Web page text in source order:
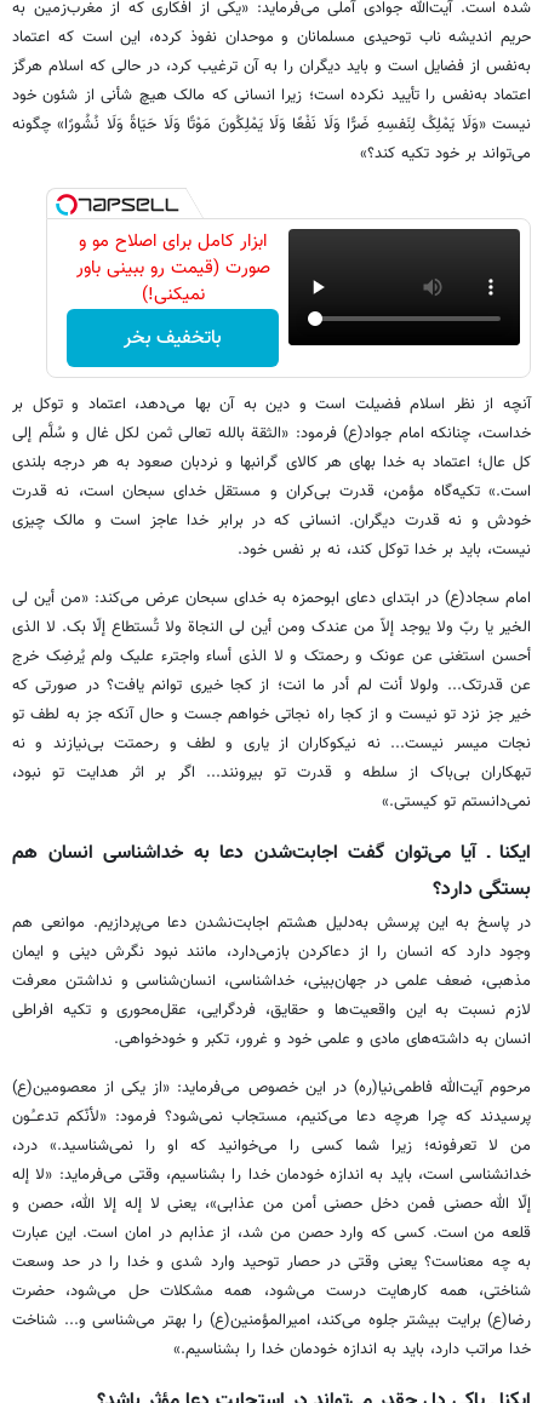
شده است. آیت‌الله جوادی آملی می‌فرماید: «یکی از افکاری که از مغرب‌زمین به
حریم اندیشه ناب توحیدی مسلمانان و موحدان نفوذ کرده، این است که اعتماد
به‌نفس از فضایل است و باید دیگران را به آن ترغیب کرد، در حالی که اسلام هرگز
اعتماد به‌نفس را تأیید نکرده است؛ زیرا انسانی که مالک هیچ شأنی از شئون خود
نیست «وَلَا یَمْلِکُ لِنَفسِهِ ضَرًّا وَلَا نَفْعًا وَلَا یَمْلِکُونَ مَوْتًا وَلَا حَیَاةً وَلَا نُشُورًا» چگونه
می‌تواند بر خود تکیه کند؟»
ابزار کامل برای اصلاح مو و
صورت (قیمت رو ببینی باور
نمیکنی!)
باتخفیف بخر
آنچه از نظر اسلام فضیلت است و دین به آن بها می‌دهد، اعتماد و توکل بر
خداست، چنانکه امام جواد(ع) فرمود: «الثقة بالله تعالی ثمن لکل غال و سُلَّم إلی
کل عال؛ اعتماد به خدا بهای هر کالای گرانبها و نردبان صعود به هر درجه بلندی
است.» تکیه‌گاه مؤمن، قدرت بی‌کران و مستقل خدای سبحان است، نه قدرت
خودش و نه قدرت دیگران. انسانی که در برابر خدا عاجز است و مالک چیزی
نیست، باید بر خدا توکل کند، نه بر نفس خود.
امام سجاد(ع) در ابتدای دعای ابوحمزه به خدای سبحان عرض می‌کند: «من أین لی
الخیر یا ربّ ولا یوجد إلاّ من عندک ومن أین لی النجاة ولا تُستطاع إلّا بک. لا الذی
أحسن استغنی عن عونک و رحمتک و لا الذی أساء واجترء علیک ولم یُرضِک خرج
عن قدرتک... ولولا أنت لم أدر ما انت؛ از کجا خیری توانم یافت؟ در صورتی که
خیر جز نزد تو نیست و از کجا راه نجاتی خواهم جست و حال آنکه جز به لطف تو
نجات میسر نیست... نه نیکوکاران از یاری و لطف و رحمتت بی‌نیازند و نه
تبهکاران بی‌باک از سلطه و قدرت تو بیرونند... اگر بر اثر هدایت تو نبود،
نمی‌دانستم تو کیستی.»
ایکنا ـ آیا می‌توان گفت اجابت‌شدن دعا به خداشناسی انسان هم
بستگی دارد؟
در پاسخ به این پرسش به‌دلیل هشتم اجابت‌نشدن دعا می‌پردازیم. موانعی هم
وجود دارد که انسان را از دعاکردن بازمی‌دارد، مانند نبود نگرش دینی و ایمان
مذهبی، ضعف علمی در جهان‌بینی، خداشناسی، انسان‌شناسی و نداشتن معرفت
لازم نسبت به این واقعیت‌ها و حقایق، فردگرایی، عقل‌محوری و تکیه افراطی
انسان به داشته‌های مادی و علمی خود و غرور، تکبر و خودخواهی.
مرحوم آیت‌الله فاطمی‌نیا(ره) در این خصوص می‌فرماید: «از یکی از معصومین(ع)
پرسیدند که چرا هرچه دعا می‌کنیم، مستجاب نمی‌شود؟ فرمود: «لأنّکم تدعـُون
من لا تعرفونه؛ زیرا شما کسی را می‌خوانید که او را نمی‌شناسید.» درد،
خدانشناسی است، باید به اندازه خودمان خدا را بشناسیم، وقتی می‌فرماید: «لا إله
إلّا الله حصنی فمن دخل حصنی أمن من عذابی»، یعنی لا إله إلا الله، حصن و
قلعه من است. کسی که وارد حصن من شد، از عذابم در امان است. این عبارت
به چه معناست؟ یعنی وقتی در حصار توحید وارد شدی و خدا را در حد وسعت
شناختی، همه کارهایت درست می‌شود، همه مشکلات حل می‌شود، حضرت
رضا(ع) برایت بیشتر جلوه می‌کند، امیرالمؤمنین(ع) را بهتر می‌شناسی و... شناخت
خدا مراتب دارد، باید به اندازه خودمان خدا را بشناسیم.»